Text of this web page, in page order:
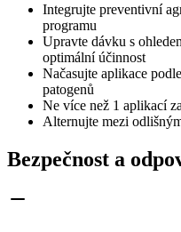
Integrujte preventivní
programu
Upravte dávku s
optimální účinnost
Načasujte aplikace
patogenů
Ne více než 1 aplikací
Alternujte mezi
Bezpečnost a